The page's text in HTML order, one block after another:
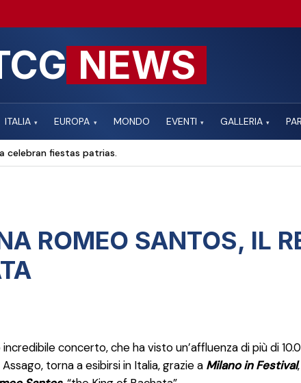
NEWS
ITALIA ▾ EUROPA ▾ MONDO EVENTI ▾ GALLERIA ▾
celebran fiestas patrias.
ROMEO SANTOS, IL
concerto, che ha visto un’affluenza di più di
torna a esibirsi in Italia, grazie a Milano in Festival